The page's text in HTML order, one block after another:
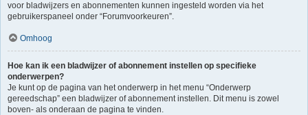
voor bladwijzers en abonnementen kunnen ingesteld worden via het
gebruikerspaneel onder “Forumvoorkeuren”.
Omhoog
Hoe kan ik een bladwijzer of abonnement instellen op specifieke
onderwerpen?
Je kunt op de pagina van het onderwerp in het menu “Onderwerp
gereedschap” een bladwijzer of abonnement instellen. Dit menu is zowel
boven- als onderaan de pagina te vinden.